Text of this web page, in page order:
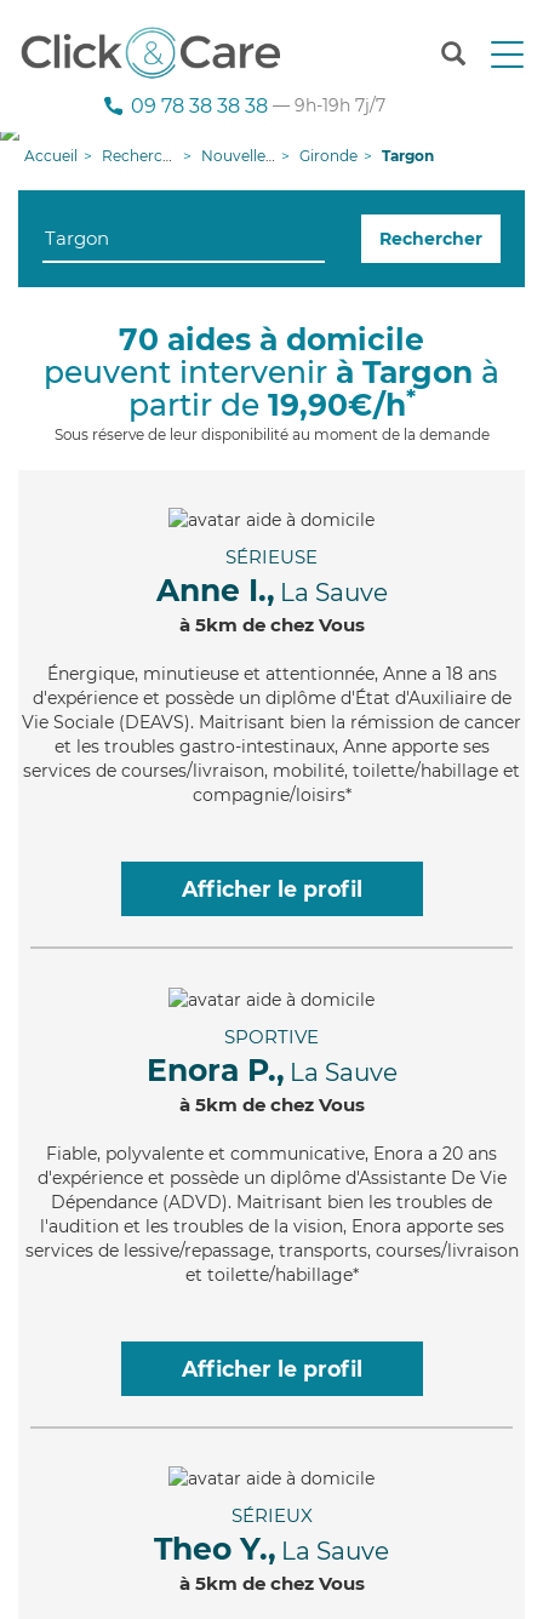
T
n
g
09 78 38 38 38 — 9h-19h 7j/7
Accueil Recherche aide à domicile Nouvelle-Aquitaine Gironde Targon
Rechercher
70 aides à domicile
peuvent intervenir à Targon à
partir de 19,90€/h*
Sous réserve de leur disponibilité au moment de la demande
SÉRIEUSE
Anne I., La Sauve
à 5km de chez Vous
Énergique, minutieuse et attentionnée, Anne a 18 ans
d'expérience et possède un diplôme d'État d'Auxiliaire de
Vie Sociale (DEAVS). Maitrisant bien la rémission de cancer
et les troubles gastro-intestinaux, Anne apporte ses
services de courses/livraison, mobilité, toilette/habillage et
compagnie/loisirs*
Afficher le profil
SPORTIVE
Enora P., La Sauve
à 5km de chez Vous
Fiable, polyvalente et communicative, Enora a 20 ans
d'expérience et possède un diplôme d'Assistante De Vie
Dépendance (ADVD). Maitrisant bien les troubles de
l'audition et les troubles de la vision, Enora apporte ses
services de lessive/repassage, transports, courses/livraison
et toilette/habillage*
Afficher le profil
SÉRIEUX
Theo Y., La Sauve
à 5km de chez Vous